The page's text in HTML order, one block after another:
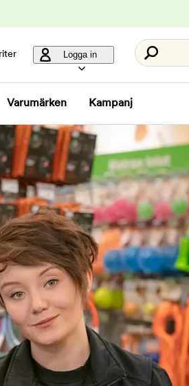
Logga in
Varumärken Kampanj